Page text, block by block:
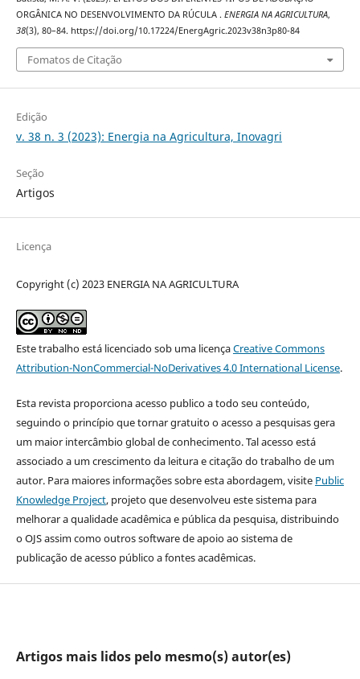
ORGÂNICA NO DESENVOLVIMENTO DA RÚCULA . ENERGIA NA AGRICULTURA,
38(3), 80–84. https://doi.org/10.17224/EnergAgric.2023v38n3p80-84
Fomatos de Citação
Edição
v. 38 n. 3 (2023): Energia na Agricultura, Inovagri
Seção
Artigos
Licença
Copyright (c) 2023 ENERGIA NA AGRICULTURA
Este trabalho está licenciado sob uma licençaCreative Commons
Attribution-NonCommercial-NoDerivatives 4.0 International License.
Esta revista proporciona acesso publico a todo seu conteúdo,
seguindo o princípio que tornar gratuito o acesso a pesquisas gera
um maior intercâmbio global de conhecimento. Tal acesso está
associado a um crescimento da leitura e citação do trabalho de um
autor. Para maiores informações sobre esta abordagem, visite Public
Knowledge Project, projeto que desenvolveu este sistema para
melhorar a qualidade acadêmica e pública da pesquisa, distribuindo
o OJS assim como outros software de apoio ao sistema de
publicação de acesso público a fontes acadêmicas.
Artigos mais lidos pelo mesmo(s) autor(es)